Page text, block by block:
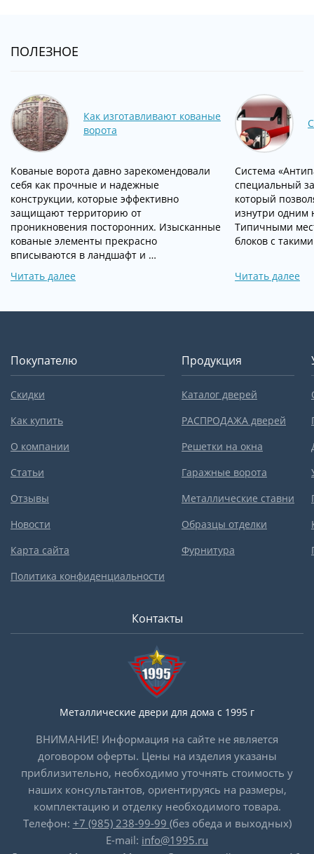
ПОЛЕЗНОЕ
Как изготавливают кованые
ворота
Кованые ворота давно зарекомендовали
себя как прочные и надежные
конструкции, которые эффективно
защищают территорию от
проникновения посторонних. Изысканные
кованые элементы прекрасно
вписываются в ландшафт и …
Читать далее
Система
специальный
который
изнутри одним
Типичными
блоков с
Читать далее
Покупателю
Скидки
Как купить
О компании
Статьи
Отзывы
Новости
Карта сайта
Политика конфиденциальности
Продукция
Каталог дверей
РАСПРОДАЖА дверей
Решетки на окна
Гаражные ворота
Металлические ставни
Образцы отделки
Фурнитура
Контакты
Металлические двери для дома с 1995 г
ВНИМАНИЕ! Информация на сайте не является
договором оферты. Цены на изделия указаны
приблизительно, необходимо уточнять стоимость у
наших консультантов, ориентируясь на размеры,
комплектацию и отделку необходимого товара.
Телефон: +7 (985) 238-99-99 (без обеда и выходных)
E-mail: info@1995.ru